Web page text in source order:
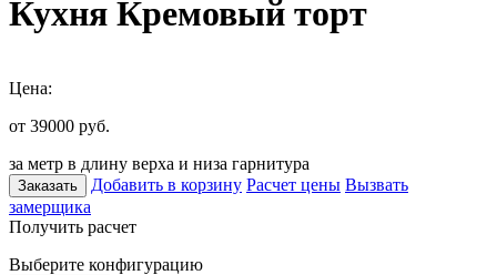
Кухня Кремовый торт
Цена:
от 39000 руб.
за метр в длину верха и низа гарнитура
Заказать Добавить в корзину Расчет цены Вызвать
замерщика
Получить расчет
Выберите конфигурацию